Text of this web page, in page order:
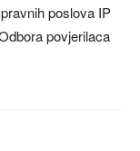
poslova IP
povjerilaca